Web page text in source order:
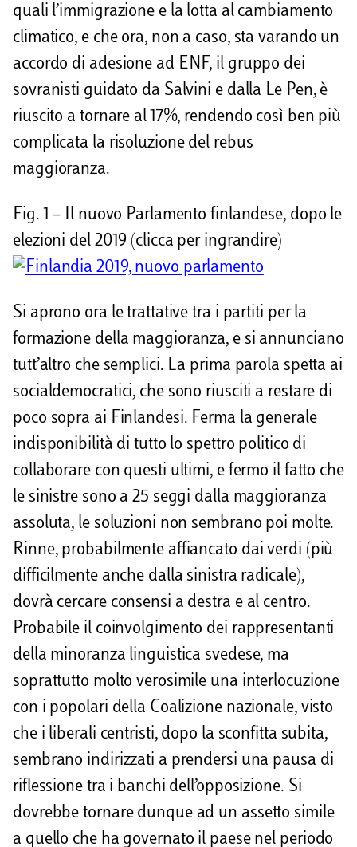
quali l’immigrazione e la lotta al cambiamento
climatico, e che ora, non a caso, sta varando un
accordo di adesione ad ENF, il gruppo dei
sovranisti guidato da Salvini e dalla Le Pen, è
riuscito a tornare al 17%, rendendo così ben più
complicata la risoluzione del rebus
maggioranza.
Fig. 1 – Il nuovo Parlamento finlandese, dopo le
elezioni del 2019 (clicca per ingrandire)
Si aprono ora le trattative tra i partiti per la
formazione della maggioranza, e si annunciano
tutt’altro che semplici. La prima parola spetta ai
socialdemocratici, che sono riusciti a restare di
poco sopra ai Finlandesi. Ferma la generale
indisponibilità di tutto lo spettro politico di
collaborare con questi ultimi, e fermo il fatto che
le sinistre sono a 25 seggi dalla maggioranza
assoluta, le soluzioni non sembrano poi molte.
Rinne, probabilmente affiancato dai verdi (più
difficilmente anche dalla sinistra radicale),
dovrà cercare consensi a destra e al centro.
Probabile il coinvolgimento dei rappresentanti
della minoranza linguistica svedese, ma
soprattutto molto verosimile una interlocuzione
con i popolari della Coalizione nazionale, visto
che i liberali centristi, dopo la sconfitta subita,
sembrano indirizzati a prendersi una pausa di
riflessione tra i banchi dell’opposizione. Si
dovrebbe tornare dunque ad un assetto simile
a quello che ha governato il paese nel periodo